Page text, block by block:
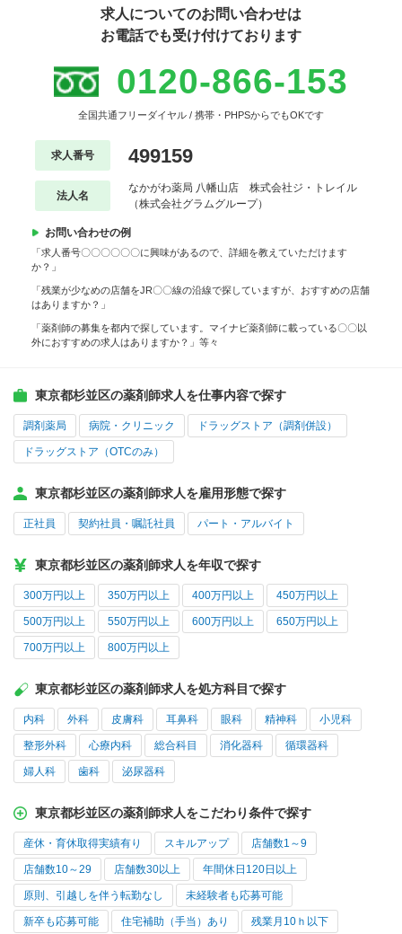
求人についてのお問い合わせは
お電話でも受け付けております
0120-866-153
全国共通フリーダイヤル / 携帯・PHPSからでもOKです
求人番号 499159
法人名
なかがわ薬局 八幡山店 株式会社ジ・トレイル
（株式会社グラムグループ）
お問い合わせの例
「求人番号〇〇〇〇〇〇に興味があるので、詳細を教えていただけます
か？」
「残業が少なめの店舗をJR〇〇線の沿線で探していますが、おすすめの店舗
はありますか？」
「薬剤師の募集を都内で探しています。マイナビ薬剤師に載っている〇〇以
外におすすめの求人はありますか？」等々
東京都杉並区の薬剤師求人を仕事内容で探す
調剤薬局 病院・クリニック ドラッグストア（調剤併設）
ドラッグストア（OTCのみ）
東京都杉並区の薬剤師求人を雇用形態で探す
正社員 契約社員・嘱託社員 パート・アルバイト
東京都杉並区の薬剤師求人を年収で探す
300万円以上 350万円以上 400万円以上 450万円以上
500万円以上 550万円以上 600万円以上 650万円以上
700万円以上 800万円以上
東京都杉並区の薬剤師求人を処方科目で探す
内科 外科 皮膚科 耳鼻科 眼科 精神科 小児科
整形外科 心療内科 総合科目 消化器科 循環器科
婦人科 歯科 泌尿器科
東京都杉並区の薬剤師求人をこだわり条件で探す
産休・育休取得実績有り スキルアップ 店舗数1～9
店舗数10～29 店舗数30以上 年間休日120日以上
原則、引越しを伴う転勤なし 未経験者も応募可能
新卒も応募可能 住宅補助（手当）あり 残業月10ｈ以下